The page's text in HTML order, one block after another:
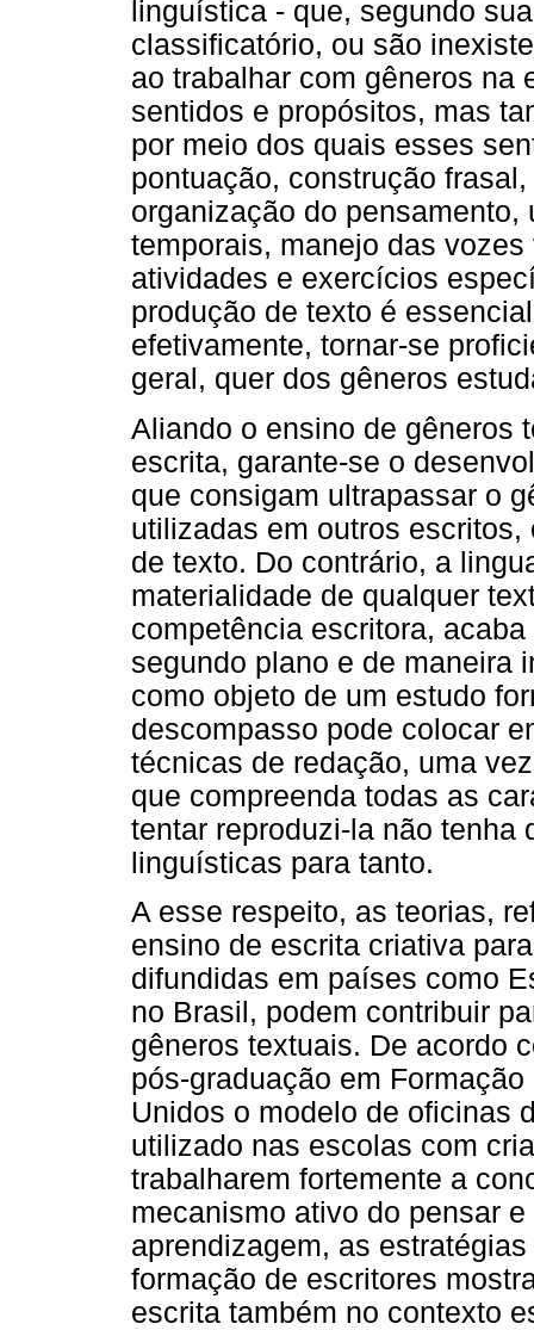
linguística - que, segundo
classificatório, ou são
ao trabalhar com gêneros na
sentidos e propósitos, mas
por meio dos quais esses
pontuação, construção
organização do
temporais, manejo das
atividades e exercícios
produção de texto é
efetivamente, tornar-se
geral, quer dos gêneros
Aliando o ensino de gêneros
escrita, garante-se o
que consigam ultrapassar o
utilizadas em outros
de texto. Do contrário, a
materialidade de qualquer
competência escritora,
segundo plano e de maneira
como objeto de um estudo
descompasso pode colocar
técnicas de redação, uma
que compreenda todas as
tentar reproduzi-la não tenha
linguísticas para tanto.
A esse respeito, as teorias,
ensino de escrita criativa
difundidas em países como
no Brasil, podem contribuir
gêneros textuais. De acordo
pós-graduação em
Unidos o modelo de oficinas
utilizado nas escolas com
trabalharem fortemente a
mecanismo ativo do pensar
aprendizagem, as
formação de escritores
escrita também no contexto